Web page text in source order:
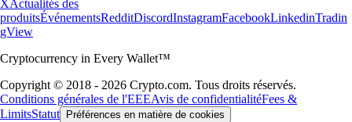
XActualités des
produitsÉvénementsRedditDiscordInstagramFacebookLinkedinTradin
gView
Cryptocurrency in Every Wallet™
Copyright © 2018 - 2026 Crypto.com. Tous droits réservés.
Conditions générales de l'EEEAvis de confidentialitéFees &
LimitsStatut Préférences en matière de cookies